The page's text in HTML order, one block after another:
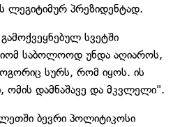
ლეგიტიმურ პრეზიდენტად.
სვეტში
საბოლოოდ უნდა აღიაროს,
სურს, რომ იყოს. ის
ომის დამნაშავე და მკვლელი".
ბევრი პოლიტიკოსი